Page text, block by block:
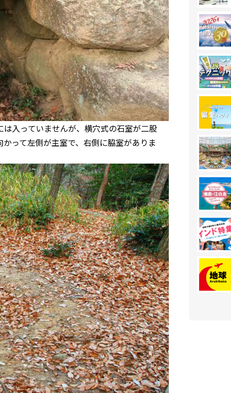
入っていませんが、横穴式の石室が二股
って左側が主室で、右側に脇室がありま